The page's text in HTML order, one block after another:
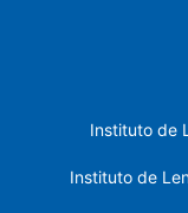
Instituto de
Instituto de